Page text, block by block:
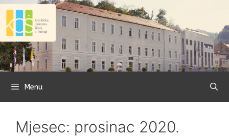
Preskoči
sadržaj
Menu
Mjesec: prosinac 2020.